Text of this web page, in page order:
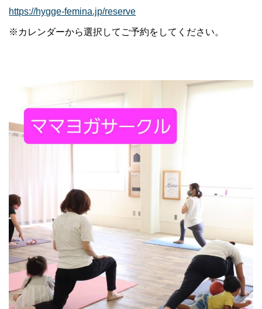
https://hygge-femina.jp/reserve
※カレンダーから選択してご予約をしてください。